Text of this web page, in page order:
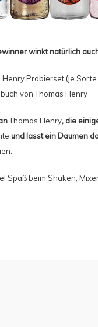
winkt natürlich
HenryProbierset (je Sorte
vonThomas Henry
Thomas Henry, die
und lasst ein Daumen
Spaß beim Shaken,